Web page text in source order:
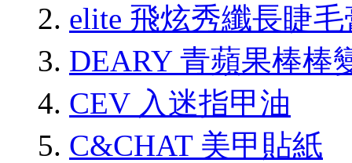
elite 飛炫秀纖長睫
DEARY 青蘋果棒棒
CEV 入迷指甲油
C&CHAT 美甲貼紙